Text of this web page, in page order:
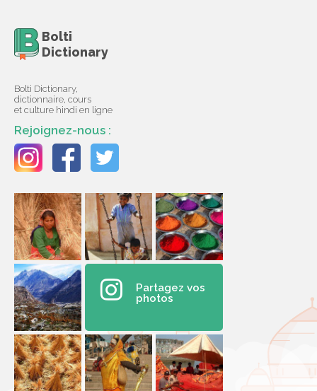
Bolti
Dictionary
Bolti Dictionary,
dictionnaire, cours
et culture hindi en ligne
Rejoignez-nous :
Partagez vos
photos